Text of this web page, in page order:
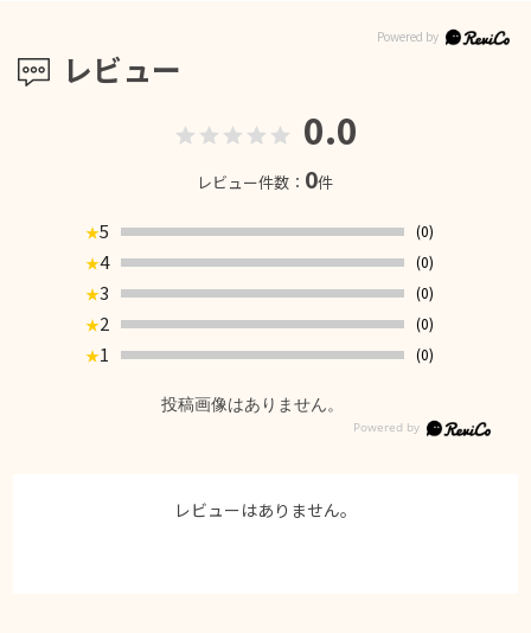
レビュー
0.0
レビュー件数： 0件
★5
(0)
★4
(0)
★3
(0)
★2
(0)
★1 (0)
投稿画像はありません。
レビューはありません。